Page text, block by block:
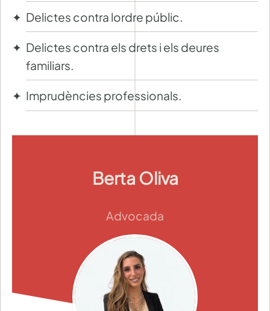
Delictes contra lordre públic.
Delictes contra els drets i els deures
familiars.
Imprudències professionals.
Berta Oliva
Advocada